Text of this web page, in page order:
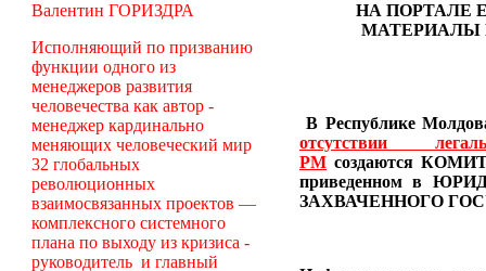
Валентин ГОРИЗДРА
Исполняющий по призванию
функции одного из
менеджеров развития
человечества как автор -
менеджер кардинально
меняющих человеческий мир
32 глобальных
революционных
взаимосвязанных проектов —
комплексного системного
плана по выходу из кризиса -
руководитель и главный
НА ПОРТАЛЕ
МАТЕРИАЛЫ
В Республике
отсутствии
РМ создаются
приведенном в
ЗАХВАЧЕННОГО